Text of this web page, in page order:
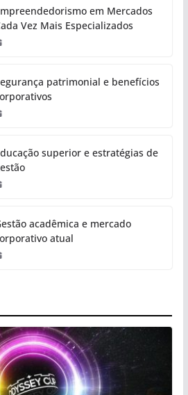
em Mercados
Vez Mais Especializados
patrimonial e benefícios
superior e estratégias de
acadêmica e mercado
atual